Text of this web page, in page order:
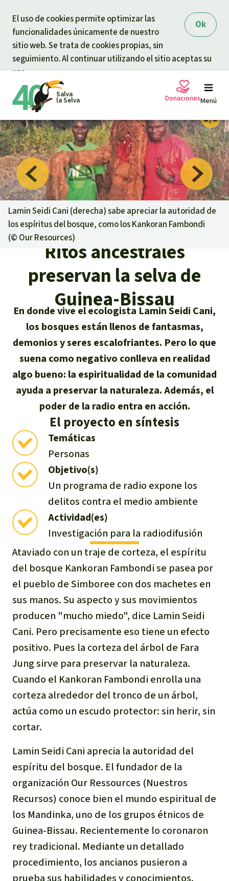
Ok
El uso de cookies permite optimizar las
funcionalidades únicamente de nuestro
sitio web. Se trata de cookies propias, sin
seguimiento. Al continuar utilizando el sitio aceptas su
uso.
Salva
la Selva Menú
Peticiones
Proyectos
Informaciones
Informaciones
Éxitos y Noticias
Suscribirme al boletín
Prensa
Banners Salva la Selva
Widget Salva la Selva
Agenda
Temas
Clima
Madera tropical
Biodiversidad
Selva tropical
Derechos de la Naturaleza
Bioenergía
Minería
Agrotoxicos
Aceite de palma
REDD
Indígena
Landgrabbing
Para niñas y niños
Salva la Selva
Acerca de Salva la Selva
40 años Salva la Selva
En los Medios
FAQ
Transparencia
Contacto
Búsqueda
Español
Deutsch
English
Français
Italiano
Português
Indonesia
Donaciones
Tu donación ayuda
Donación general
Urgen donaciones
Certificados de donación
Preguntas y Respuestas
Donar para un tema
Bienestar animal
Defensa de la selva
Defensoras y defensores de la
selva
Donar para una región
Sudeste de Asia
África
Latinoamérica
Lamin Seidi Cani (derecha) sabe apreciar la autoridad de
los espíritus del bosque, como los Kankoran Fambondi
(© Our Resources)
Ritos ancestrales
preservan la selva de
Guinea-Bissau
En donde vive el ecologista Lamin Seidi Cani,
los bosques están llenos de fantasmas,
demonios y seres escalofriantes. Pero lo que
suena como negativo conlleva en realidad
algo bueno: la espiritualidad de la comunidad
ayuda a preservar la naturaleza. Además, el
poder de la radio entra en acción.
El proyecto en síntesis
Temáticas
Personas
Objetivo(s)
Un programa de radio expone los
delitos contra el medio ambiente
Actividad(es)
Investigación para la radiodifusión
Ataviado con un traje de corteza, el espíritu
del bosque Kankoran Fambondi se pasea por
el pueblo de Simboree con dos machetes en
sus manos. Su aspecto y sus movimientos
producen "mucho miedo", dice Lamin Seidi
Cani. Pero precisamente eso tiene un efecto
positivo. Pues la corteza del árbol de Fara
Jung sirve para preservar la naturaleza.
Cuando el Kankoran Fambondi enrolla una
corteza alrededor del tronco de un árbol,
actúa como un escudo protector: sin herir, sin
cortar.
Lamin Seidi Cani aprecia la autoridad del
espíritu del bosque. El fundador de la
organización Our Ressources (Nuestros
Recursos) conoce bien el mundo espiritual de
los Mandinka, uno de los grupos étnicos de
Guinea-Bissau. Recientemente lo coronaron
rey tradicional. Mediante un detallado
procedimiento, los ancianos pusieron a